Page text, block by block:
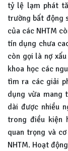
tỷ lệ lạm phát
trường bất động
của các NHTM
tín dụng chưa
còn gọi là nợ
khoa học các
tìm ra các giải
dụng vừa mang
dài được nhiều
trong điều kiện
quan trọng và
NHTM. Hoạt